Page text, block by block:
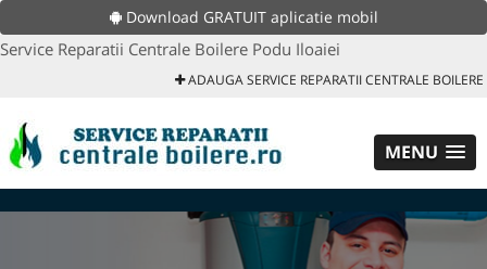
Download GRATUIT aplicatie mobil
Service Reparatii Centrale Boilere Podu Iloaiei
ADAUGA SERVICE REPARATII CENTRALE BOILERE
MENU